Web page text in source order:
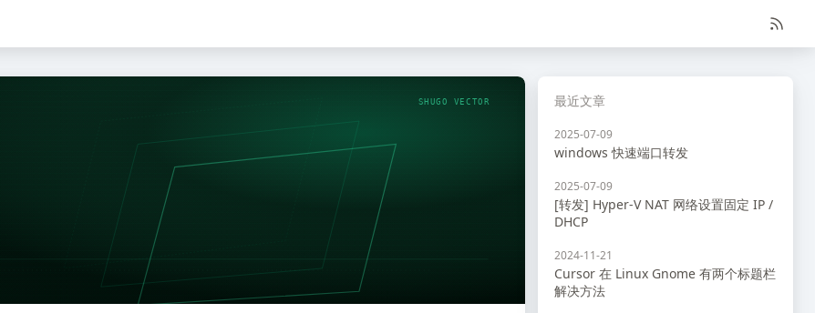
SHUGO VECTOR 最近文章
2025-07-09
windows 快速端口转发
2025-07-09
[转发] Hyper-V NAT 网络设置固定 IP /
DHCP
2024-11-21
Cursor 在 Linux Gnome 有两个标题栏
解决方法